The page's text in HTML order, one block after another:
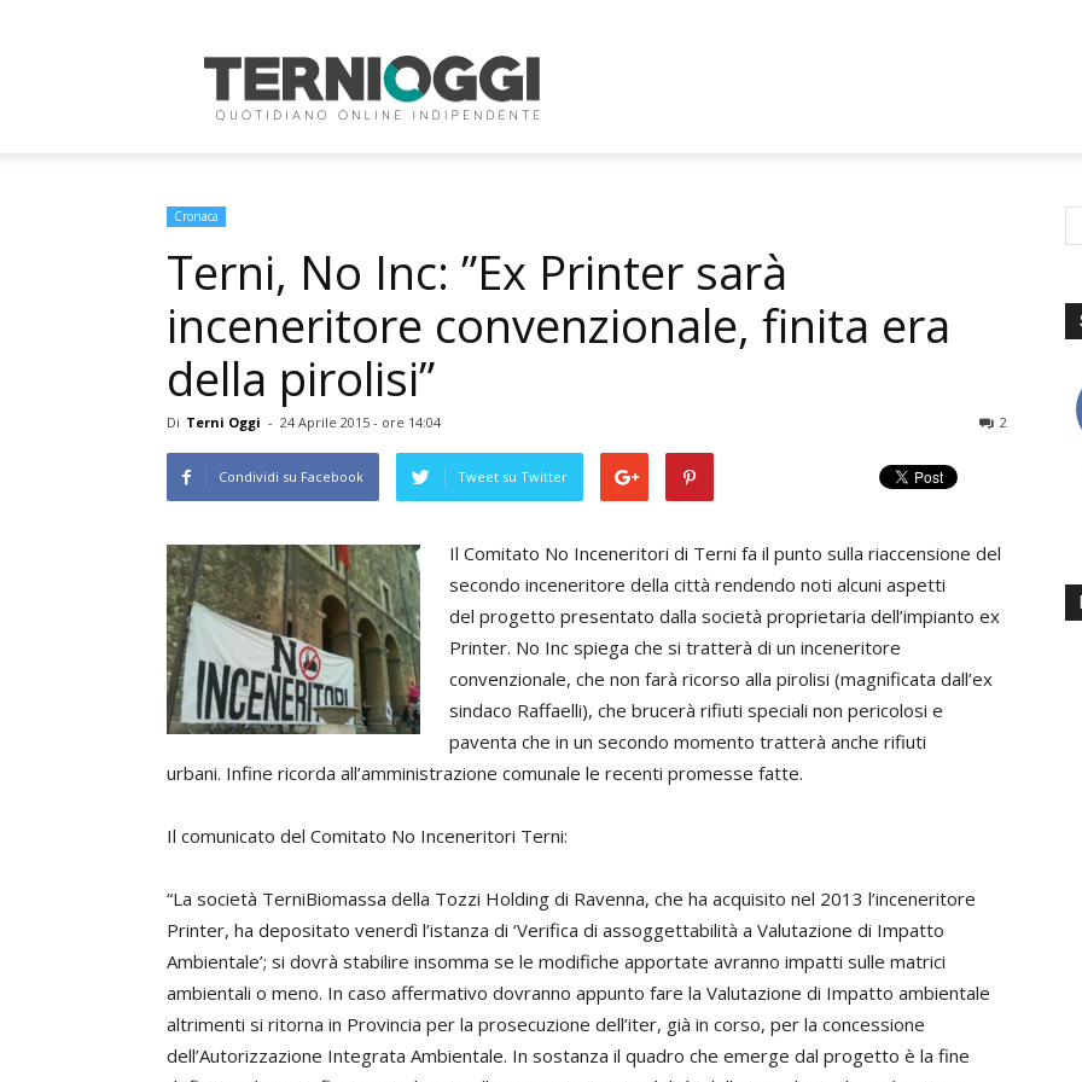
Oggi
Cronaca
Terni, No Inc: ”Ex Printer sarà
inceneritore convenzionale, finita era
della pirolisi”
Di Terni Oggi - 24 Aprile 2015 - ore 14:04 2
Condividi su Facebook Tweet su Twitter
Il Comitato No Inceneritori di Terni fa il punto sulla riaccensione del
secondo inceneritore della città rendendo noti alcuni aspetti
del progetto presentato dalla società proprietaria dell’impianto ex
Printer. No Inc spiega che si tratterà di un inceneritore
convenzionale, che non farà ricorso alla pirolisi (magnificata dall’ex
sindaco Raffaelli), che brucerà rifiuti speciali non pericolosi e
paventa che in un secondo momento tratterà anche rifiuti
urbani. Infine ricorda all’amministrazione comunale le recenti promesse fatte.
Il comunicato del Comitato No Inceneritori Terni:
“La società TerniBiomassa della Tozzi Holding di Ravenna, che ha acquisito nel 2013 l’inceneritore
Printer, ha depositato venerdì l’istanza di ‘Verifica di assoggettabilità a Valutazione di Impatto
Ambientale’; si dovrà stabilire insomma se le modifiche apportate avranno impatti sulle matrici
ambientali o meno. In caso affermativo dovranno appunto fare la Valutazione di Impatto ambientale
altrimenti si ritorna in Provincia per la prosecuzione dell’iter, già in corso, per la concessione
dell’Autorizzazione Integrata Ambientale. In sostanza il quadro che emerge dal progetto è la fine